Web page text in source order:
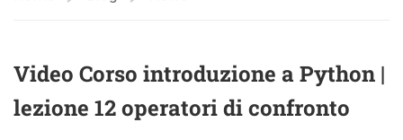
Video Corso introduzione a Python |
lezione 12 operatori di confronto